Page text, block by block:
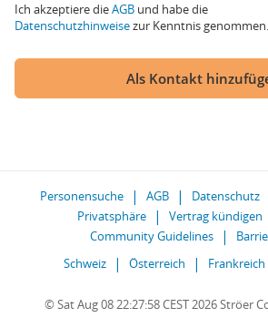
Ich akzeptiere dieAGB und habe die
Datenschutzhinweisezur Kenntnis genommen.
Als Kontakt
Personensuche AGB Datenschutz
Privatsphäre
Vertrag kündigen
Community Guidelines
Schweiz
Österreich Frankreich
© Sat Aug 08 22:27:58 CEST 2026 Ströer